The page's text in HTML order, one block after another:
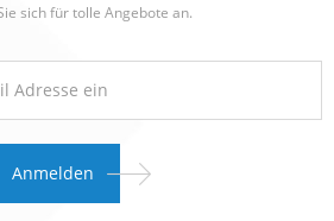
sich für tolle Angebote an.